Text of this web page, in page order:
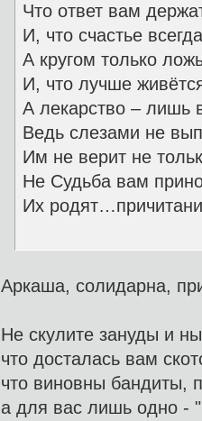
Что ответ вам
И, что счастье
А кругом только
И, что лучше
А лекарство – лишь
Ведь слезами не
Им не верит не
Не Судьба вам
Их
Аркаша, солидарна,
Не скулите зануды и
что досталась вам
что виновны бандиты,
а для вас лишь одно -